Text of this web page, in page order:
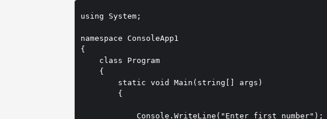
using System;
namespace ConsoleApp1
{
    class Program
    {
        static void Main(string[] args)
        {
            Console.WriteLine("Enter first number");